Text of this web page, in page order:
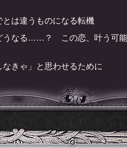
は違うものになる転機
うなる……？ この恋、叶う可
きゃ」と思わせるために